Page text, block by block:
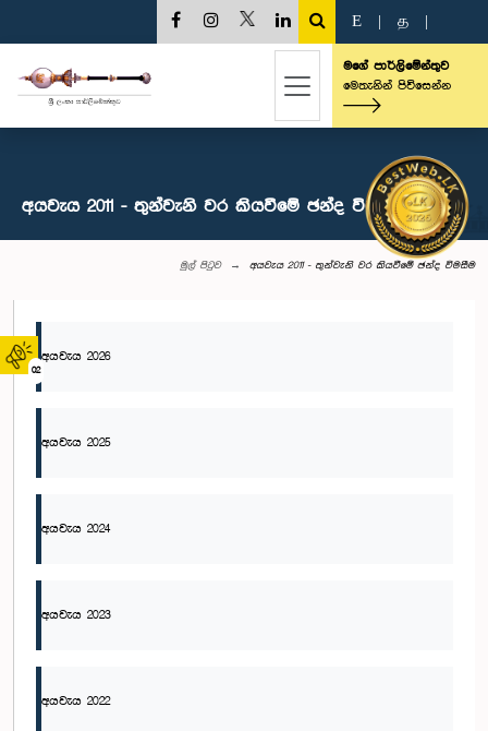
02
E த
මගේ පාර්ලිමේන්තුව
මෙතැනින් පිවිසෙන්න
අයවැය 2011 - තුන්වැනි වර කියවීමේ ඡන්ද විමසීම
මුල් පිටුව අයවැය 2011 - තුන්වැනි වර කියවීමේ ඡන්ද විමසීම
අයවැය 2026
අයවැය 2025
අයවැය 2024
අයවැය 2023
අයවැය 2022